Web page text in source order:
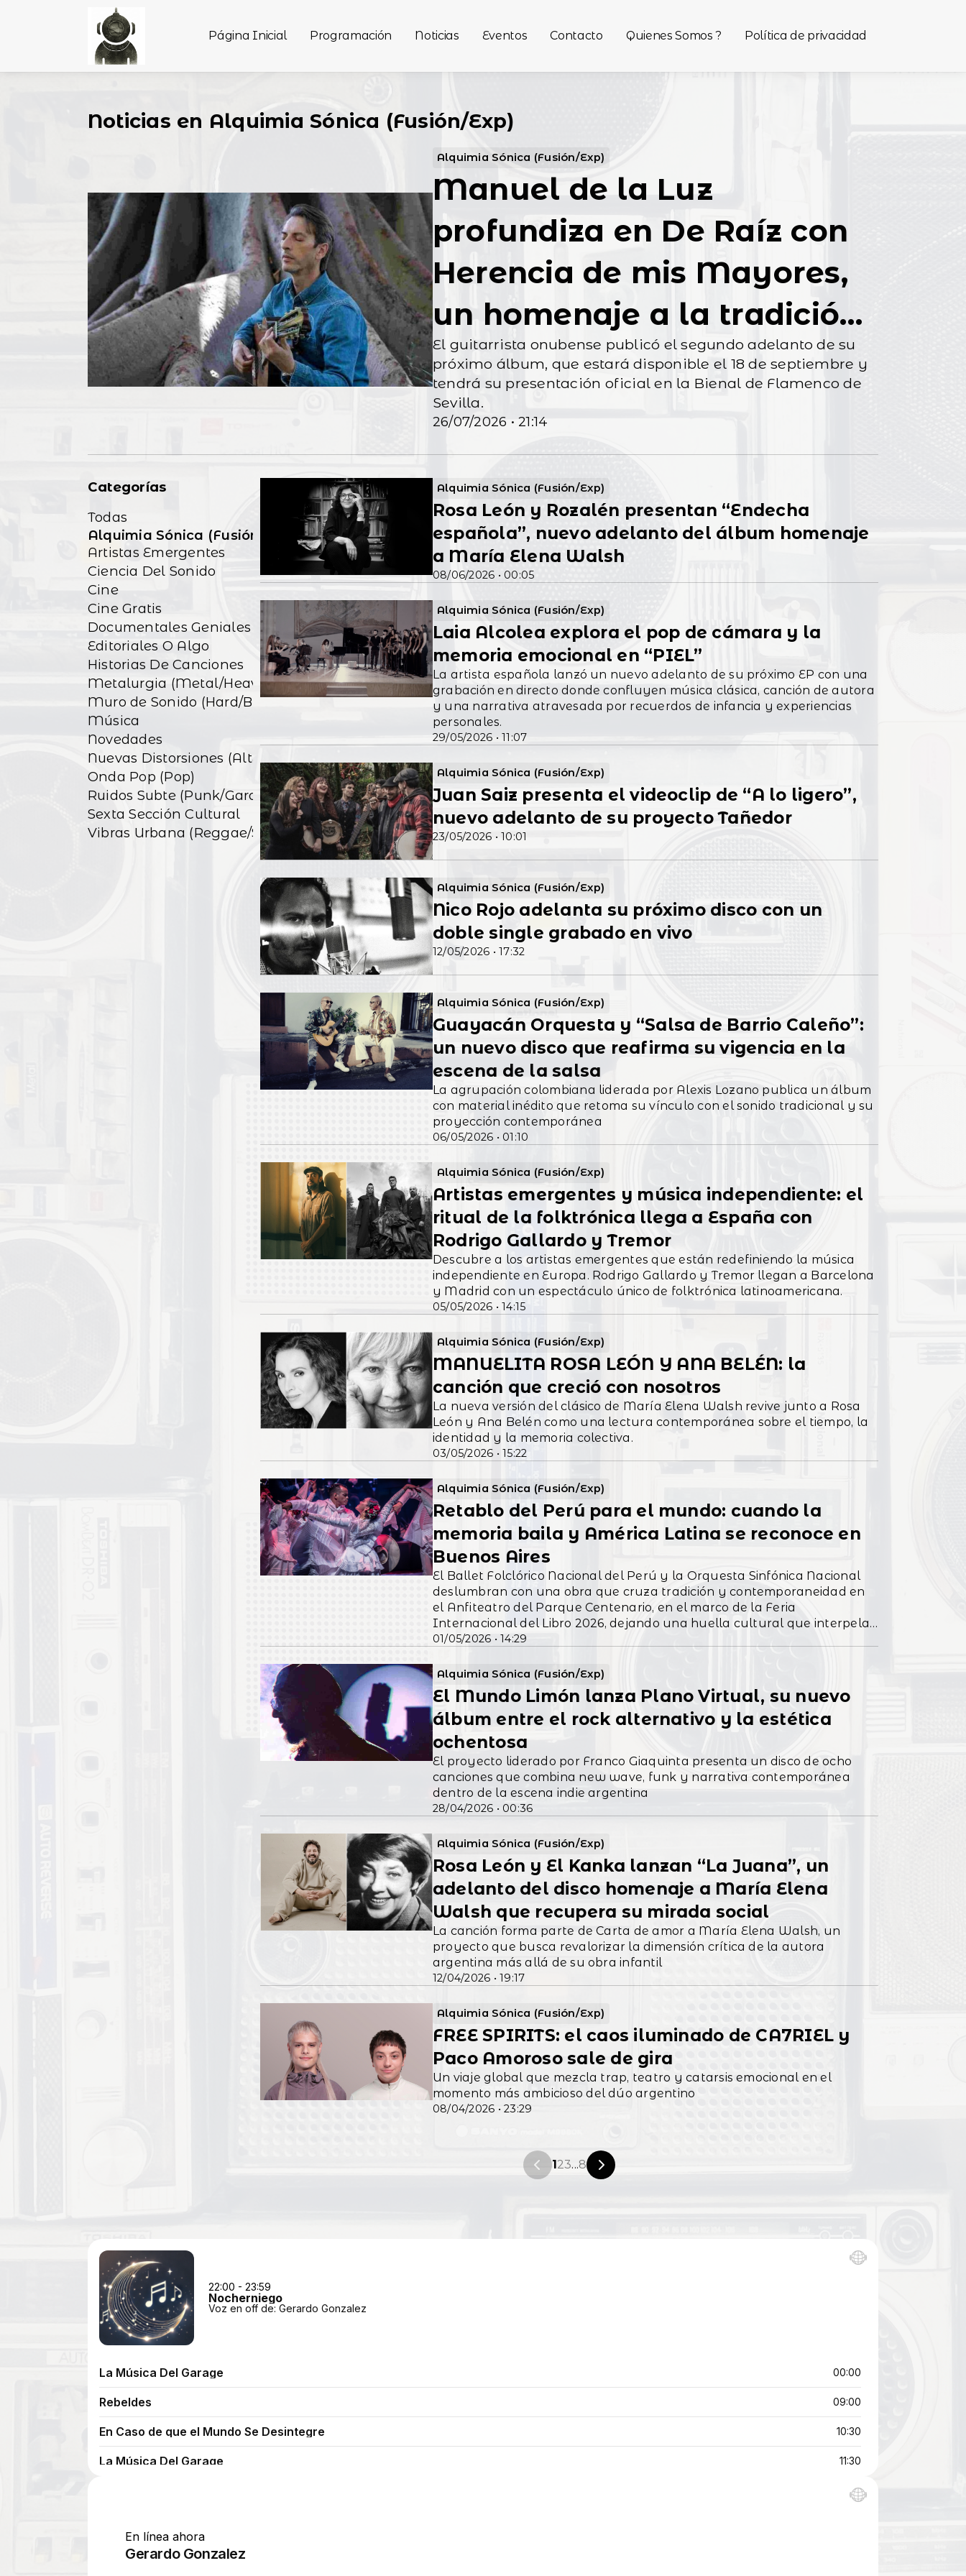
Página Inicial Programación Noticias Eventos Contacto Quienes Somos ? Política de privacidad
Noticias en Alquimia Sónica (Fusión/Exp)
Alquimia Sónica (Fusión/Exp)
26/07/2026 • 21:14
Manuel de la Luz
profundiza en De Raíz con
Herencia de mis Mayores,
un homenaje a la tradición
flamenca
El guitarrista onubense publicó el segundo adelanto de su
próximo álbum, que estará disponible el 18 de septiembre y
tendrá su presentación oficial en la Bienal de Flamenco de
Sevilla.
Categorías
Todas
Alquimia Sónica (Fusión/Exp)
Artistas Emergentes
Ciencia Del Sonido
Cine
Cine Gratis
Documentales Geniales
Editoriales O Algo
Historias De Canciones
Metalurgia (Metal/Heavy)
Muro de Sonido (Hard/Blues)
Música
Novedades
Nuevas Distorsiones (Alt&Indie)
Onda Pop (Pop)
Ruidos Subte (Punk/Garage)
Sexta Sección Cultural
Vibras Urbana (Reggae/Ska)
Alquimia Sónica (Fusión/Exp)
08/06/2026 • 00:05
Rosa León y Rozalén presentan “Endecha
española”, nuevo adelanto del álbum homenaje
a María Elena Walsh
Alquimia Sónica (Fusión/Exp)
29/05/2026 • 11:07
Laia Alcolea explora el pop de cámara y la
memoria emocional en “PIEL”
La artista española lanzó un nuevo adelanto de su próximo EP con una
grabación en directo donde confluyen música clásica, canción de autora
y una narrativa atravesada por recuerdos de infancia y experiencias
personales.
Alquimia Sónica (Fusión/Exp)
23/05/2026 • 10:01
Juan Saiz presenta el videoclip de “A lo ligero”,
nuevo adelanto de su proyecto Tañedor
Alquimia Sónica (Fusión/Exp)
12/05/2026 • 17:32
Nico Rojo adelanta su próximo disco con un
doble single grabado en vivo
Alquimia Sónica (Fusión/Exp)
06/05/2026 • 01:10
Guayacán Orquesta y “Salsa de Barrio Caleño”:
un nuevo disco que reafirma su vigencia en la
escena de la salsa
La agrupación colombiana liderada por Alexis Lozano publica un álbum
con material inédito que retoma su vínculo con el sonido tradicional y su
proyección contemporánea
Alquimia Sónica (Fusión/Exp)
05/05/2026 • 14:15
Artistas emergentes y música independiente: el
ritual de la folktrónica llega a España con
Rodrigo Gallardo y Tremor
Descubre a los artistas emergentes que están redefiniendo la música
independiente en Europa. Rodrigo Gallardo y Tremor llegan a Barcelona
y Madrid con un espectáculo único de folktrónica latinoamericana.
Alquimia Sónica (Fusión/Exp)
03/05/2026 • 15:22
MANUELITA ROSA LEÓN Y ANA BELÉN: la
canción que creció con nosotros
La nueva versión del clásico de María Elena Walsh revive junto a Rosa
León y Ana Belén como una lectura contemporánea sobre el tiempo, la
identidad y la memoria colectiva.
Alquimia Sónica (Fusión/Exp)
01/05/2026 • 14:29
Retablo del Perú para el mundo: cuando la
memoria baila y América Latina se reconoce en
Buenos Aires
El Ballet Folclórico Nacional del Perú y la Orquesta Sinfónica Nacional
deslumbran con una obra que cruza tradición y contemporaneidad en
el Anfiteatro del Parque Centenario, en el marco de la Feria
Internacional del Libro 2026, dejando una huella cultural que interpela
identidad, historia y presente latinoamericano
Alquimia Sónica (Fusión/Exp)
28/04/2026 • 00:36
El Mundo Limón lanza Plano Virtual, su nuevo
álbum entre el rock alternativo y la estética
ochentosa
El proyecto liderado por Franco Giaquinta presenta un disco de ocho
canciones que combina new wave, funk y narrativa contemporánea
dentro de la escena indie argentina
Alquimia Sónica (Fusión/Exp)
12/04/2026 • 19:17
Rosa León y El Kanka lanzan “La Juana”, un
adelanto del disco homenaje a María Elena
Walsh que recupera su mirada social
La canción forma parte de Carta de amor a María Elena Walsh, un
proyecto que busca revalorizar la dimensión crítica de la autora
argentina más allá de su obra infantil
Alquimia Sónica (Fusión/Exp)
08/04/2026 • 23:29
FREE SPIRITS: el caos iluminado de CA7RIEL y
Paco Amoroso sale de gira
Un viaje global que mezcla trap, teatro y catarsis emocional en el
momento más ambicioso del dúo argentino
123...8